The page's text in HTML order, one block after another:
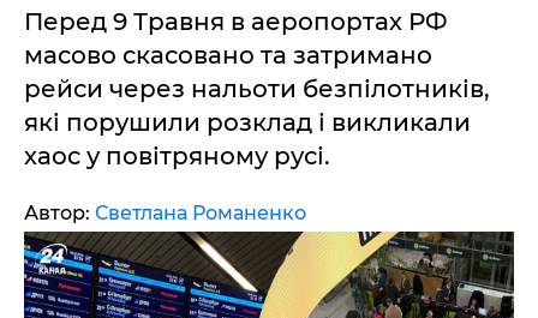
Перед 9 Травня в аеропортах РФ
масово скасовано та затримано
рейси через нальоти безпілотників,
які порушили розклад і викликали
хаос у повітряному русі.
Автор: Светлана Романенко